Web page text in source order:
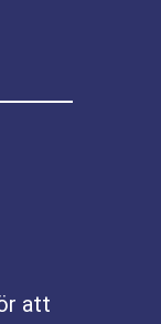
att